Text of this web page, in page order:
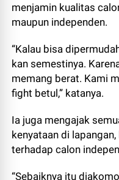
menjamin kualitas
maupun independen.
“Kalau bisa
kan semestinya.
memang berat. Kami
fight betul,” katanya.
Ia juga mengajak
kenyataan di
terhadap calon
“Sebaiknya itu